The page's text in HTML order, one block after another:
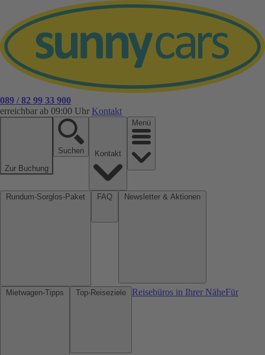
089 / 82 99 33 900
erreichbar ab 09:00 Uhr Kontakt
Zur Buchung
Suchen
Menü
Reisebüros in Ihrer NäheFür